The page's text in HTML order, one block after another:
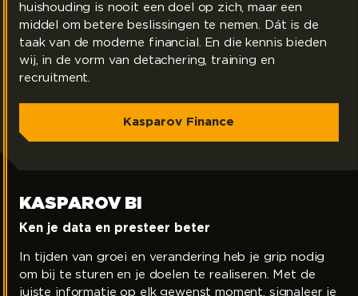
huishouding is nooit een doel op zich, maar een
middel om betere beslissingen te nemen. Dát is de
taak van de moderne financial. En die kennis bieden
wij, in de vorm van detachering, training en
recruitment.
Kasparov Finance
KASPAROV BI
Ken je data en presteer beter
In tijden van groei en verandering heb je grip nodig
om bij te sturen en je doelen te realiseren. Met de
juiste informatie op elk gewenst moment, signaleer je
Kasparov BI